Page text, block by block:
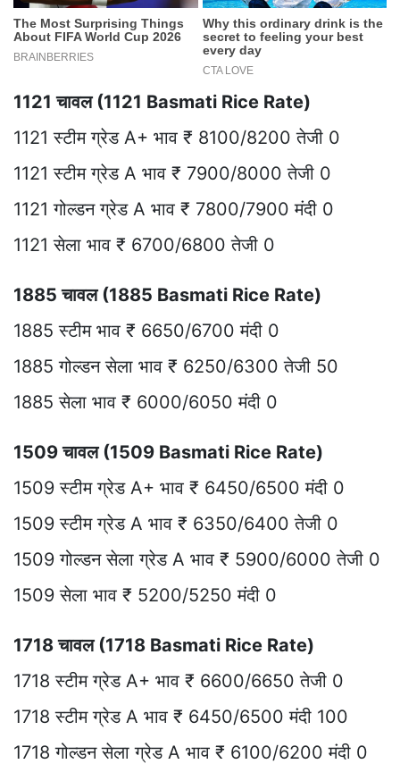
1121 चावल (1121 Basmati Rice Rate)
1121 स्टीम ग्रेड A+ भाव ₹ 8100/8200 तेजी 0
1121 स्टीम ग्रेड A भाव ₹ 7900/8000 तेजी 0
1121 गोल्डन ग्रेड A भाव ₹ 7800/7900 मंदी 0
1121 सेला भाव ₹ 6700/6800 तेजी 0
1885 चावल (1885 Basmati Rice Rate)
1885 स्टीम भाव ₹ 6650/6700 मंदी 0
1885 गोल्डन सेला भाव ₹ 6250/6300 तेजी 50
1885 सेला भाव ₹ 6000/6050 मंदी 0
1509 चावल (1509 Basmati Rice Rate)
1509 स्टीम ग्रेड A+ भाव ₹ 6450/6500 मंदी 0
1509 स्टीम ग्रेड A भाव ₹ 6350/6400 तेजी 0
1509 गोल्डन सेला ग्रेड A भाव ₹ 5900/6000 तेजी 0
1509 सेला भाव ₹ 5200/5250 मंदी 0
1718 चावल (1718 Basmati Rice Rate)
1718 स्टीम ग्रेड A+ भाव ₹ 6600/6650 तेजी 0
1718 स्टीम ग्रेड A भाव ₹ 6450/6500 मंदी 100
1718 गोल्डन सेला ग्रेड A भाव ₹ 6100/6200 मंदी 0